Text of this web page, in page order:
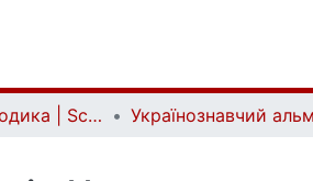
Наукова періодика | Scientific periodicals